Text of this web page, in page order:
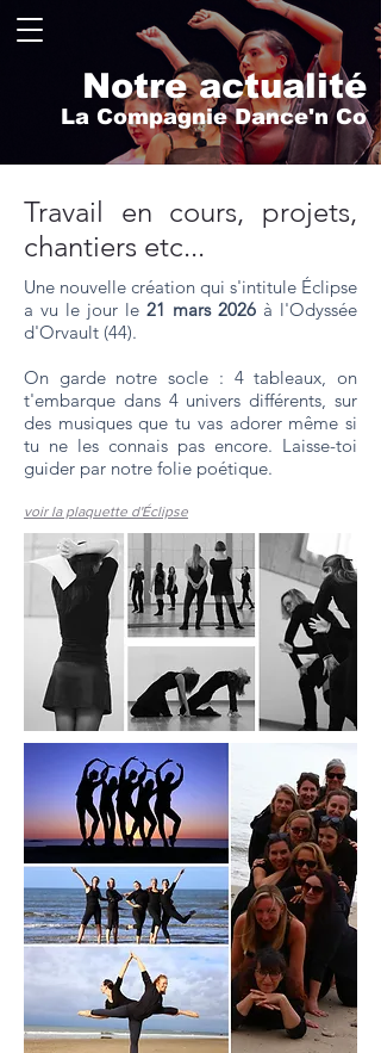
Notre actualité
La Compagnie Dance'n Co
Travail en cours, projets,
chantiers etc...
Une nouvelle création qui s'intitule Éclipse
a vu le jour le 21 mars 2026 à l'Odyssée
d'Orvault (44).
On garde notre socle : 4 tableaux, on
t'embarque dans 4 univers différents, sur
des musiques que tu vas adorer même si
tu ne les connais pas encore. Laisse-toi
guider par notre folie poétique.
voir la plaquette d'Éclipse